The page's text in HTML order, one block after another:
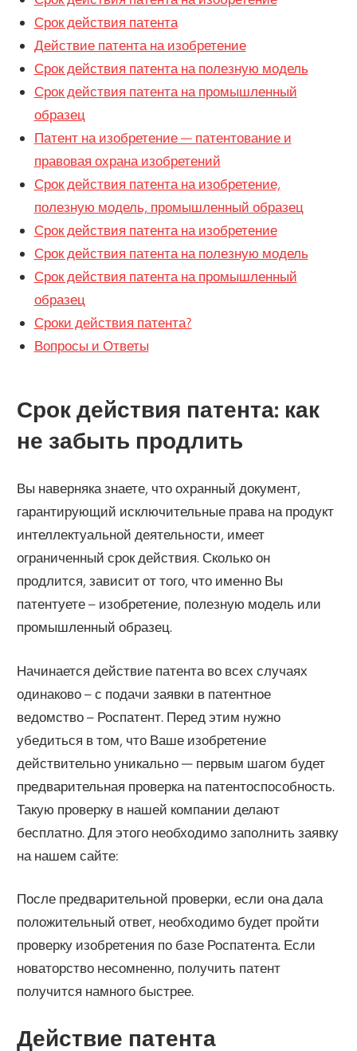
Срок действия патента
Действие патента на изобретение
Срок действия патента на полезную модель
Срок действия патента на промышленный
образец
Патент на изобретение — патентование и
правовая охрана изобретений
Срок действия патента на изобретение,
полезную модель, промышленный образец
Срок действия патента на изобретение
Срок действия патента на полезную модель
Срок действия патента на промышленный
образец
Сроки действия патента?
Вопросы и Ответы
Срок действия патента: как
не забыть продлить
Вы наверняка знаете, что охранный документ,
гарантирующий исключительные права на продукт
интеллектуальной деятельности, имеет
ограниченный срок действия. Сколько он
продлится, зависит от того, что именно Вы
патентуете – изобретение, полезную модель или
промышленный образец.
Начинается действие патента во всех случаях
одинаково – с подачи заявки в патентное
ведомство – Роспатент. Перед этим нужно
убедиться в том, что Ваше изобретение
действительно уникально — первым шагом будет
предварительная проверка на патентоспособность.
Такую проверку в нашей компании делают
бесплатно. Для этого необходимо заполнить заявку
на нашем сайте:
После предварительной проверки, если она дала
положительный ответ, необходимо будет пройти
проверку изобретения по базе Роспатента. Если
новаторство несомненно, получить патент
получится намного быстрее.
Действие патента